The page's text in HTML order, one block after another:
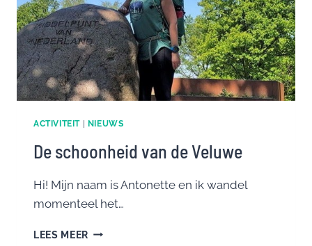
ACTIVITEIT| NIEUWS
De schoonheid van de Veluwe
Hi! Mijn naam is Antonette en ik wandel
momenteel het…
LEES MEER DE